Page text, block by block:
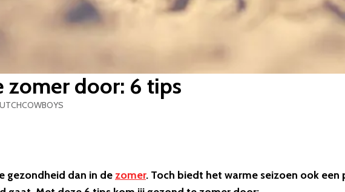
zomer door: 6 tips
gezondheid dan in dezomer. Toch biedt het warme seizoen ook een